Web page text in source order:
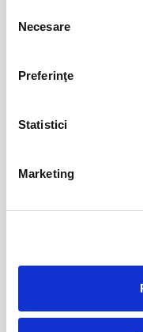
consimțământului
Necesare
Preferinţe
Statistici
Marketing